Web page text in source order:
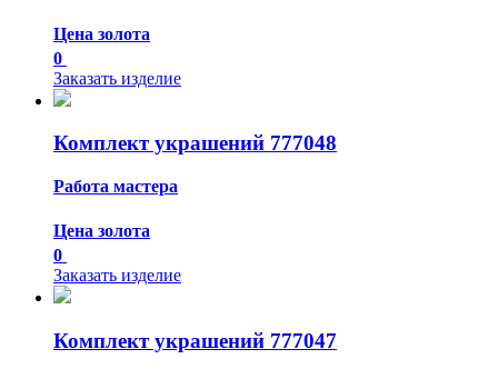
Цена золота
0
Заказать изделие
Комплект украшений 777048
Работа мастера
Цена золота
0
Заказать изделие
Комплект украшений 777047